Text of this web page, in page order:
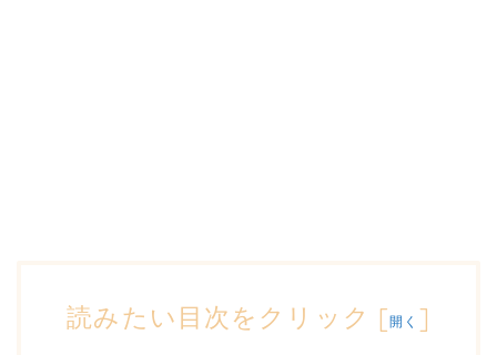
読みたい目次をクリック [開く ]